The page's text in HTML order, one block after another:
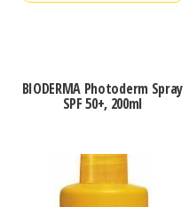
BIODERMA Photoderm Spray
SPF 50+, 200ml